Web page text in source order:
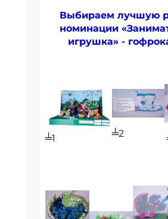
Выбираем лучшую
номинации
игрушка» -
╧1 ╧2